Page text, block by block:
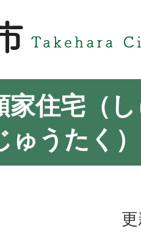
家住宅（
ゅうたく）